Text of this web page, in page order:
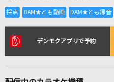
全国
リアルタイムで歌
デンモクアプリで予約